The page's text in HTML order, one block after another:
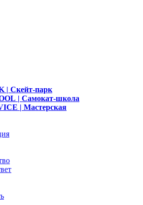
| Скейт-парк
| Самокат-школа
| Мастерская